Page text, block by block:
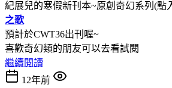
紀展兒的寒假新刊本~原創奇幻系列(點
之歌
預計於CWT36出刊喔~
喜歡奇幻類的朋友可以去看試閱
繼續閱讀
12年前